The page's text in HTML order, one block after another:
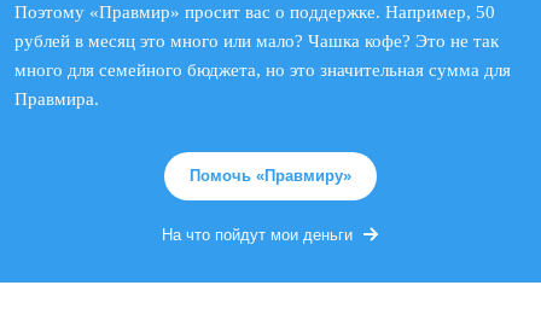
Поэтому «Правмир» просит вас о поддержке. Например, 50
рублей в месяц это много или мало? Чашка кофе? Это не так
много для семейного бюджета, но это значительная сумма для
Правмира.
Помочь «Правмиру»
На что пойдут мои деньги